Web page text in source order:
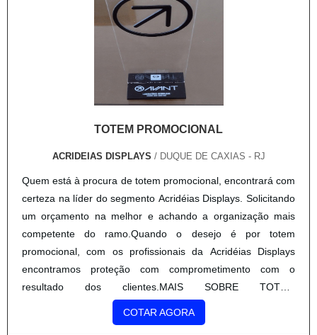
TOTEM PROMOCIONAL
ACRIDEIAS DISPLAYS / DUQUE DE CAXIAS - RJ
Quem está à procura de totem promocional, encontrará com
certeza na líder do segmento Acridéias Displays. Solicitando
um orçamento na melhor e achando a organização mais
competente do ramo.Quando o desejo é por totem
promocional, com os profissionais da Acridéias Displays
encontramos proteção com comprometimento com o
resultado dos clientes.MAIS SOBRE TOTEM
PROMOCIONALA Acridéias Displays foca seus recursos em
produzir uma estrutura aos...
COTAR AGORA